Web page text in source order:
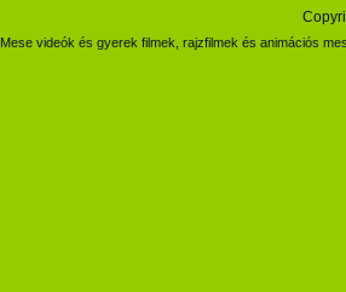
Mese videók és gyerek filmek, rajzfilmek és animációs